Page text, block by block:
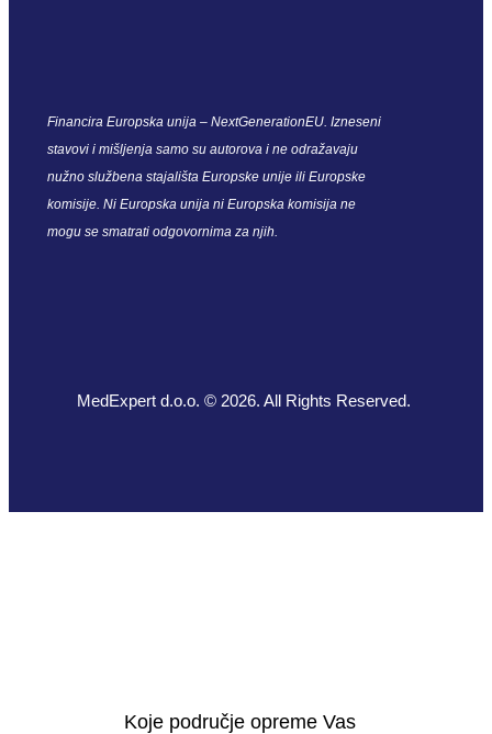
Financira Europska unija – NextGenerationEU. Izneseni
stavovi i mišljenja samo su autorova i ne odražavaju
nužno službena stajališta Europske unije ili Europske
komisije. Ni Europska unija ni Europska komisija ne
mogu se smatrati odgovornima za njih.
MedExpert d.o.o. © 2026. All Rights Reserved.
Koje područje opreme Vas